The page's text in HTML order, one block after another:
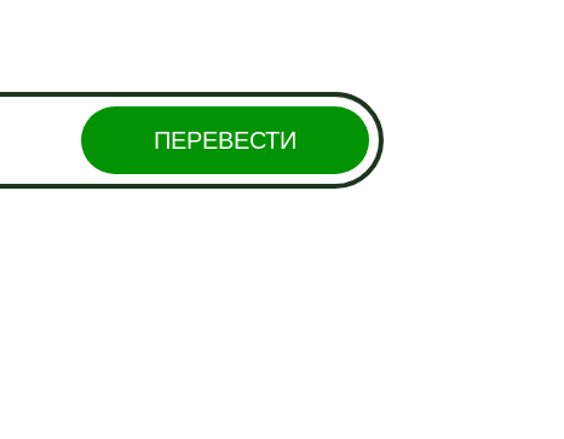
ПЕРЕВЕСТИ